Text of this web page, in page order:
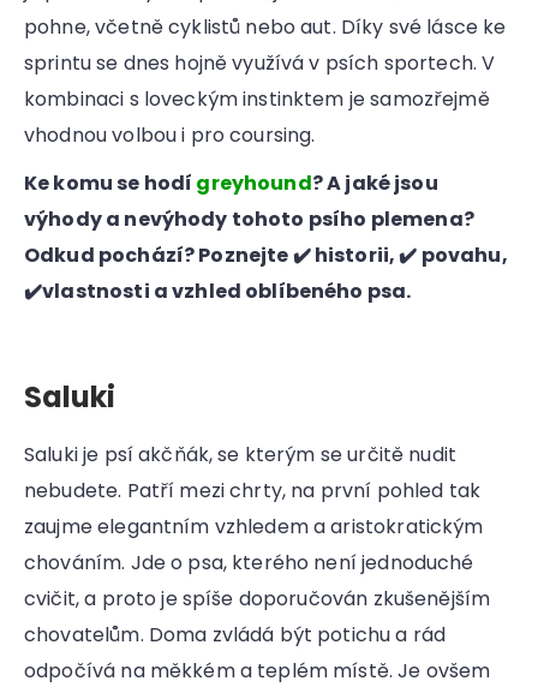
pohne, včetně cyklistů nebo aut. Díky své lásce ke
sprintu se dnes hojně využívá v psích sportech. V
kombinaci s loveckým instinktem je samozřejmě
vhodnou volbou i pro coursing.
Ke komu se hodí greyhound? A jaké jsou
výhody a nevýhody tohoto psího plemena?
Odkud pochází? Poznejte ✔️ historii, ✔️ povahu,
✔️vlastnosti a vzhled oblíbeného psa.
Saluki
Saluki je psí akčňák, se kterým se určitě nudit
nebudete. Patří mezi chrty, na první pohled tak
zaujme elegantním vzhledem a aristokratickým
chováním. Jde o psa, kterého není jednoduché
cvičit, a proto je spíše doporučován zkušenějším
chovatelům. Doma zvládá být potichu a rád
odpočívá na měkkém a teplém místě. Je ovšem